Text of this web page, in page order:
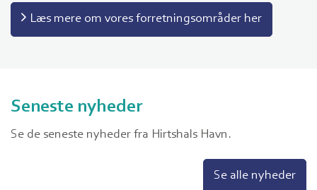
Læs mere om vores forretningsområder her
Seneste nyheder
Se de seneste nyheder fra Hirtshals Havn.
Se alle nyheder